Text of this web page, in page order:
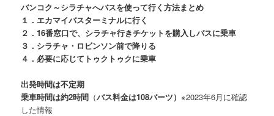
バンコク～シラチャへバスを使って行く方法まとめ
１．エカマイバスターミナルに行く
２．16番窓口で、シラチャ行きチケットを購入しバスに乗車
３．シラチャ・ロビンソン前で降りる
４．必要に応じてトゥクトゥクに乗車
出発時間は不定期
乗車時間は約2時間 （バス料金は108バーツ）※2023年6月に確認
した情報